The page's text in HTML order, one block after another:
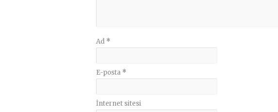
Ad *
E-posta *
İnternet sitesi